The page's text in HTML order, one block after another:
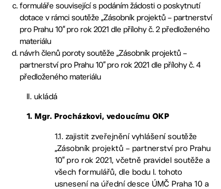
formuláře související s podáním žádosti o poskytnutí
dotace v rámci soutěže „Zásobník projektů – partnerství
pro Prahu 10“ pro rok 2021 dle přílohy č. 2 předloženého
materiálu
návrh členů poroty soutěže „Zásobník projektů –
partnerství pro Prahu 10“ pro rok 2021 dle přílohy č. 4
předloženého materiálu
II. ukládá
1. Mgr. Procházkovi, vedoucímu OKP
1.1. zajistit zveřejnění vyhlášení soutěže
„Zásobník projektů – partnerství pro Prahu
10“ pro rok 2021, včetně pravidel soutěže a
všech formulářů, dle bodu I. tohoto
usnesení na úřední desce ÚMČ Praha 10 a